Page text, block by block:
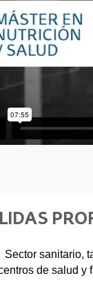
Sector sanitario,
de salud y